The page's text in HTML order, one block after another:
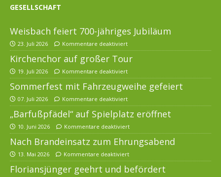
GESELLSCHAFT
Weisbach feiert 700-jähriges Jubiläum
23. Juli 2026 Kommentare deaktiviert
Kirchenchor auf großer Tour
19. Juli 2026 Kommentare deaktiviert
Sommerfest mit Fahrzeugweihe gefeiert
07. Juli 2026 Kommentare deaktiviert
„Barfußpfädel“ auf Spielplatz eröffnet
10. Juni 2026 Kommentare deaktiviert
Nach Brandeinsatz zum Ehrungsabend
13. Mai 2026 Kommentare deaktiviert
Floriansjünger geehrt und befördert